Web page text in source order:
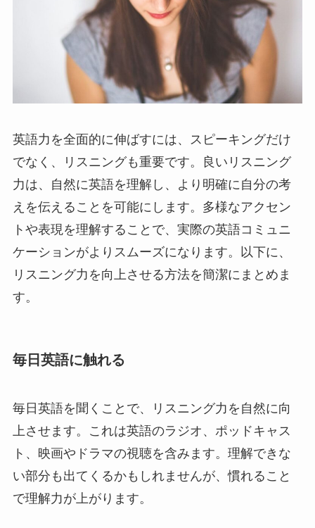
英語力を全面的に伸ばすには、スピーキングだけ
でなく、リスニングも重要です。良いリスニング
力は、自然に英語を理解し、より明確に自分の考
えを伝えることを可能にします。多様なアクセン
トや表現を理解することで、実際の英語コミュニ
ケーションがよりスムーズになります。以下に、
リスニング力を向上させる方法を簡潔にまとめま
す。
毎日英語に触れる
毎日英語を聞くことで、リスニング力を自然に向
上させます。これは英語のラジオ、ポッドキャス
ト、映画やドラマの視聴を含みます。理解できな
い部分も出てくるかもしれませんが、慣れること
で理解力が上がります。